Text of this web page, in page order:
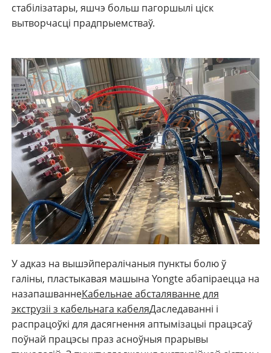
стабілізатары, яшчэ больш пагоршылі ціск
вытворчасці прадпрыемстваў.
У адказ на вышэйпералічаныя пункты болю ў
галіны, пластыкавая машына Yongte абапіраецца на
назапашваннеКабельнае абсталяванне для
экструзіі з кабельнага кабеляДаследаванні і
распрацоўкі для дасягнення аптымізацыі працэсаў
поўнай працэсы праз асноўныя прарывы